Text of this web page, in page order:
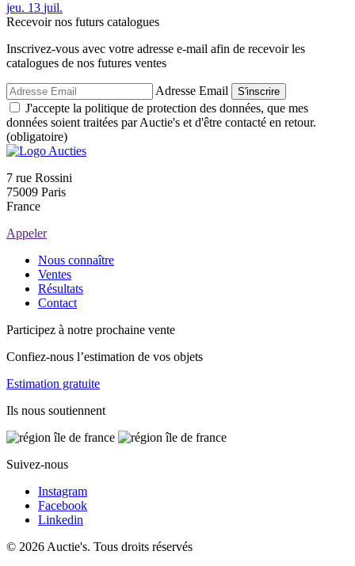
jeu. 13 juil.
Recevoir nos futurs catalogues
Inscrivez-vous avec votre adresse e-mail afin de recevoir les
catalogues de nos futures ventes
Adresse Email S'inscrire
J'accepte la politique de protection des données, que mes
données soient traitées par Auctie's et d'être contacté en retour.
(obligatoire)
7 rue Rossini
75009 Paris
France
Appeler
Nous connaître
Ventes
Résultats
Contact
Participez à notre prochaine vente
Confiez-nous l’estimation de vos objets
Estimation gratuite
Ils nous soutiennent
Suivez-nous
Instagram
Facebook
Linkedin
© 2026 Auctie's. Tous droits réservés